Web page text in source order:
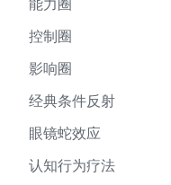
控制圈
影响圈
经典条件反射
眼镜蛇效应
认知行为疗法